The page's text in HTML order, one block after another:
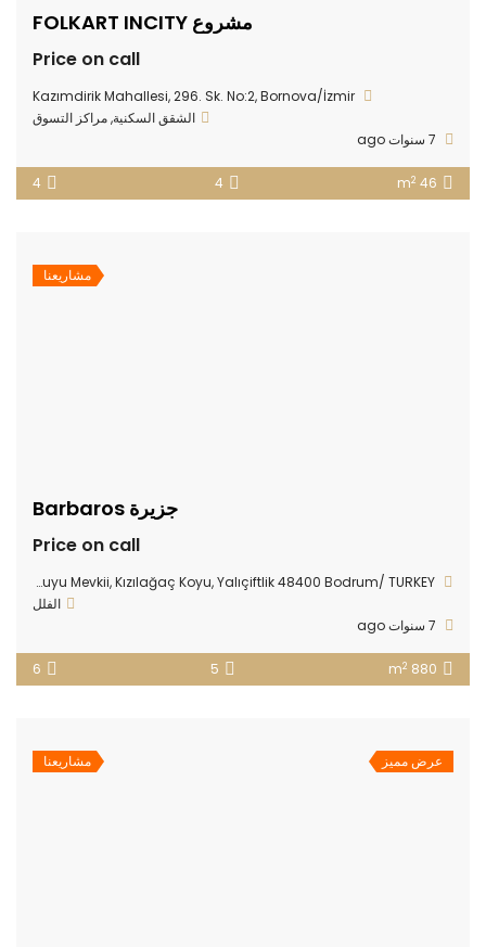
مشروع FOLKART INCITY
Price on call
Kazımdirik Mahallesi, 296. Sk. No:2, Bornova/İzmir
الشقق السكنية,مراكز التسوق
46 m
2
4
4
مشاريعنا
جزيرة Barbaros
Price on call
Bodrum Gerenkuyu Mevkii, Kızılağaç Koyu, Yalıçiftlik 48400 Bodrum/ TURKEY
الفلل
880 m
2
5
6
عرض مميز مشاريعنا